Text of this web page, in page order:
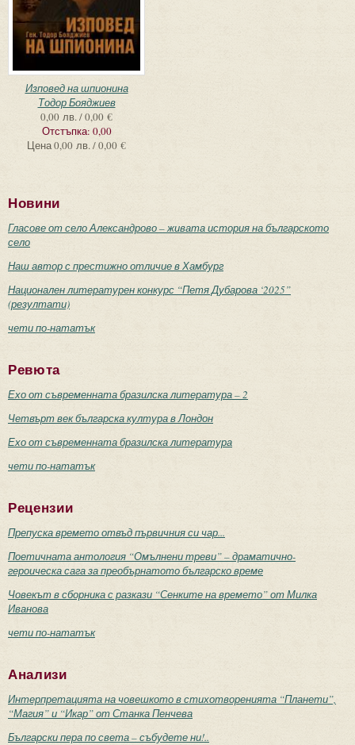
Изповед на шпионина
Тодор Бояджиев
0,00 лв. / 0,00 €
Отстъпка: 0,00
Цена0,00 лв. / 0,00 €
Новини
Гласове от село Александрово – живата история на българското
село
Наш автор с престижно отличие в Хамбург
Национален литературен конкурс “Петя Дубарова ‘2025”
(резултати)
чети по-нататък
Ревюта
Ехо от съвременната бразилска литература – 2
Четвърт век българска култура в Лондон
Ехо от съвременната бразилска литература
чети по-нататък
Рецензии
Препуска времето отвъд първичния си чар...
Поетичната антология “Омълнени треви” – драматично-
героическа сага за преобърнатото българско време
Човекът в сборника с разкази “Сенките на времето” от Милка
Иванова
чети по-нататък
Анализи
Интерпретацията на човешкото в стихотворенията “Планети”,
“Магия” и “Икар” от Станка Пенчева
Български пера по света – събудете ни!..